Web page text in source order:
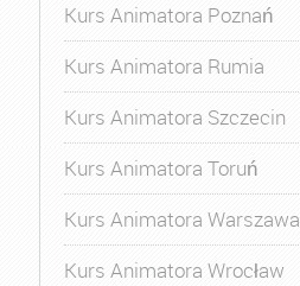
Kurs Animatora Poznań
Kurs Animatora Rumia
Kurs Animatora Szczecin
Kurs Animatora Toruń
Kurs Animatora Warszawa
Kurs Animatora Wrocław